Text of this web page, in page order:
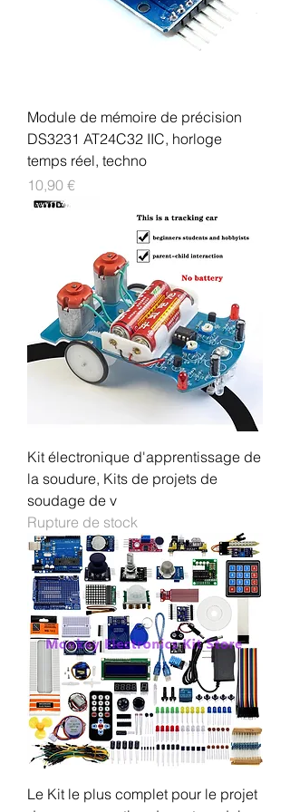
Module de mémoire de précision
DS3231 AT24C32 IIC, horloge
temps réel, techno
Prix
10,90 €
Kit électronique d'apprentissage de
la soudure, Kits de projets de
soudage de v
Rupture de stock
Le Kit le plus complet pour le projet